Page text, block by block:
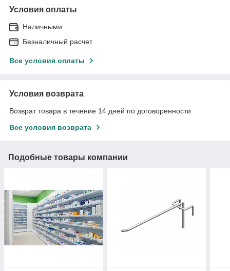
Условия оплаты
Наличными
Безналичный расчет
Все условия оплаты
Условия возврата
Возврат товара в течение 14 дней по договоренности
Все условия возврата
Подобные товары компании